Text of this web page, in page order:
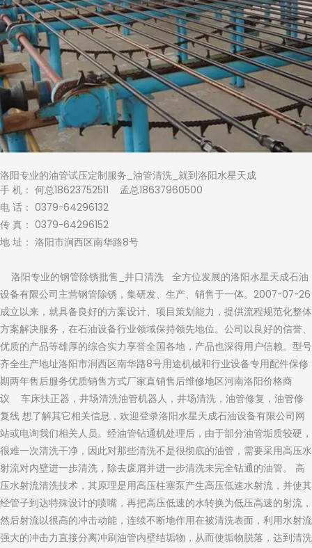
洛阳专业的油管试压定制服务_油管清洗_就到洛阳水星天成
手 机： 何总18623752511 孟总18637960500
电 话： 0379-64296132
传 真： 0379-64296152
地 址： 洛阳市涧西区南华路8号
洛阳专业的钢管除锈批售_井口清洗 全方位发展的洛阳水星天成石油
设备有限公司主营钢管除锈，集研发、生产、销售于一体。2007-07-26
成立以来，就具备良好的方案设计、项目策划能力，提供流程规范化整体
方案解决服务，在石油设备行业领域保持领先地位。公司以良好的信誉、
优质的产品等雄厚的综合实力享誉全国各地，产品也深得用户信赖。型号
齐全生产地址洛阳市涧西区南华路8号用途机械和行业设备专用配件保修
期两年售后服务优质销售方式厂家直销售后维修地区河南洛阳价格商
议 车床扶正器，井场清洗油管机器人，井场清洗，油管修复，油管修
复线 想了解其它相关信息，欢迎登录洛阳水星天成石油设备有限公司网
站或电询我们相关人员。经油管钻通机处理后，由于部分油管垢质较硬，
很难一次清洗干净，因此对那些清洗不是很彻底的油管，需要采用高压水
射流对内壁进一步清洗，除去废屑并进一步清洗未完全钻通的油管。 高
压水射流清洗技术，其原理是用高压柱塞泵产生高压低速水射流，并使其
经管子到达特殊设计的喷嘴，再把高压低速的水转换为低压高速的射流，
然后射流以很高的冲击动能，连续不断地作用在被清洗表面，利用水射流
强大的冲击力直接分离冲刷油管内壁结垢物，从而使垢物脱落，达到清洗